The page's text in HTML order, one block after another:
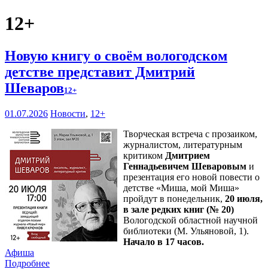
12+
Новую книгу о своём вологодском
детстве представит Дмитрий
Шеваров12+
01.07.2026 Новости, 12+
Творческая встреча с прозаиком,
журналистом, литературным
критиком Дмитрием
Геннадьевичем Шеваровым и
презентация его новой повести о
детстве «Миша, мой Миша»
пройдут в понедельник, 20 июля,
в зале редких книг (№ 20)
Вологодской областной научной
библиотеки (М. Ульяновой, 1).
Начало в 17 часов.
Афиша
Подробнее